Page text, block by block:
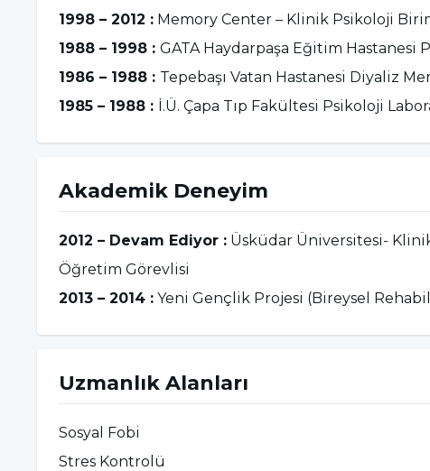
1998 – 2012 : Memory Center – Klinik Psikoloji
1988 – 1998 :GATA Haydarpaşa Eğitim
1986 – 1988 : Tepebaşı Vatan Hastanesi Diyaliz
1985 – 1988 : İ.Ü. Çapa Tıp Fakültesi Psikoloji
Akademik Deneyim
2012 – Devam Ediyor : Üsküdar Üniversitesi-
Öğretim Görevlisi
2013 – 2014 : Yeni Gençlik Projesi (Bireysel
Uzmanlık Alanları
Sosyal Fobi
Stres Kontrolü